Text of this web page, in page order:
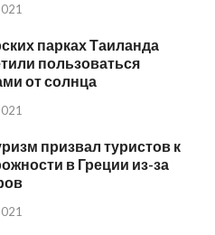
парках Таиланда
пользоваться
от солнца
призвал туристов к
в Греции из-за